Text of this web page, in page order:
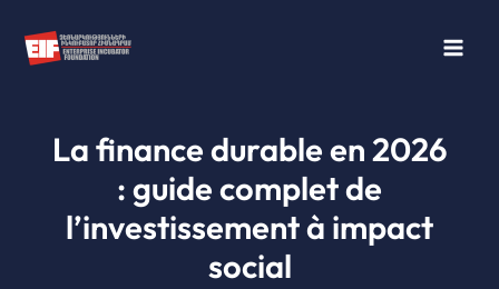
contenu
La finance durable en 2026
: guide complet de
l’investissement à impact
social